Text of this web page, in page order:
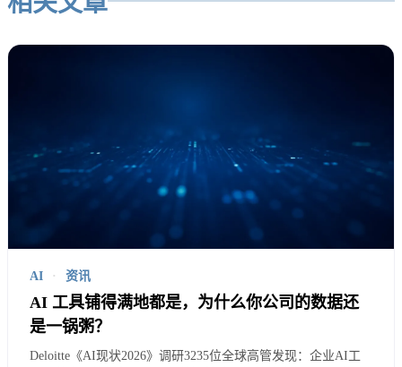
AI · 资讯
AI 工具铺得满地都是，为什么你公司的数据还
是一锅粥？
Deloitte《AI现状2026》调研3235位全球高管发现：企业AI工